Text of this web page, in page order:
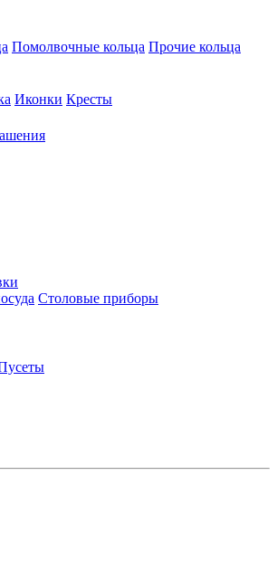
Помолвочные кольца Прочие кольца
Иконки Кресты
Столовые приборы